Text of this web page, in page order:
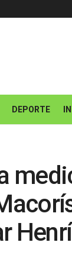
DEPORTE